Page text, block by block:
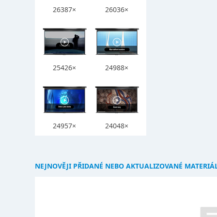
26387× 26036×
25426× 24988×
24957× 24048×
NEJNOVĚJI PŘIDANÉ NEBO AKTUALIZOVANÉ